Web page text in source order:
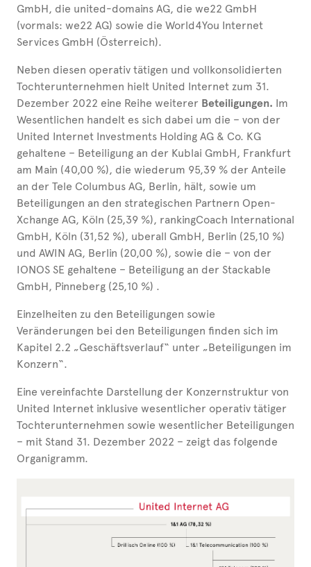
GmbH, die united-domains AG, die we22 GmbH
(vormals: we22 AG) sowie die World4You Internet
Services GmbH (Österreich).
Neben diesen operativ tätigen und vollkonsolidierten
Tochterunternehmen hielt United Internet zum 31.
Dezember 2022 eine Reihe weiterer Beteiligungen. Im
Wesentlichen handelt es sich dabei um die – von der
United Internet Investments Holding AG & Co. KG
gehaltene – Beteiligung an der Kublai GmbH, Frankfurt
am Main (40,00 %), die wiederum 95,39 % der Anteile
an der Tele Columbus AG, Berlin, hält, sowie um
Beteiligungen an den strategischen Partnern Open-
Xchange AG, Köln (25,39 %), rankingCoach International
GmbH, Köln (31,52 %), uberall GmbH, Berlin (25,10 %)
und AWIN AG, Berlin (20,00 %), sowie die – von der
IONOS SE gehaltene – Beteiligung an der Stackable
GmbH, Pinneberg (25,10 %) .
Einzelheiten zu den Beteiligungen sowie
Veränderungen bei den Beteiligungen finden sich im
Kapitel 2.2 „Geschäftsverlauf“ unter „Beteiligungen im
Konzern“.
Eine vereinfachte Darstellung der Konzernstruktur von
United Internet inklusive wesentlicher operativ tätiger
Tochterunternehmen sowie wesentlicher Beteiligungen
– mit Stand 31. Dezember 2022 – zeigt das folgende
Organigramm.